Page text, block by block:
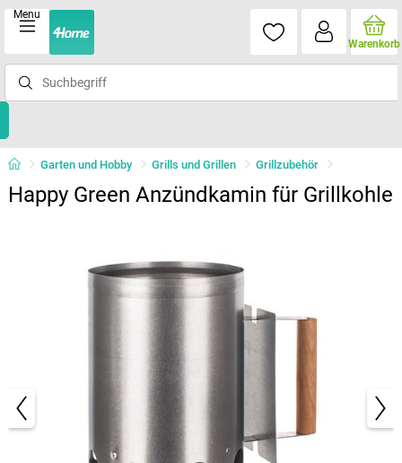
Menu
Warenkorb
Garten und Hobby Grills und Grillen Grillzubehör
Happy Green Anzündkamin für Grillkohle